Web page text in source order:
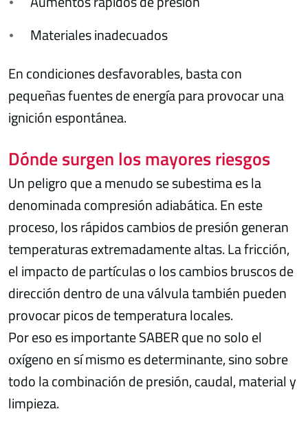
Materiales inadecuados
En condiciones desfavorables, basta con
pequeñas fuentes de energía para provocar una
ignición espontánea.
Dónde surgen los mayores riesgos
Un peligro que a menudo se subestima es la
denominada compresión adiabática. En este
proceso, los rápidos cambios de presión generan
temperaturas extremadamente altas. La fricción,
el impacto de partículas o los cambios bruscos de
dirección dentro de una válvula también pueden
provocar picos de temperatura locales.
Por eso es importante SABER que no solo el
oxígeno en sí mismo es determinante, sino sobre
todo la combinación de presión, caudal, material y
limpieza.